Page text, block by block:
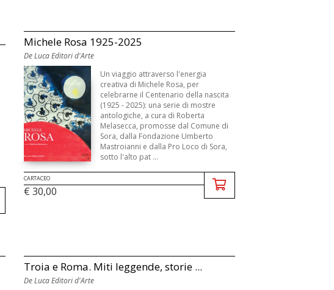
Michele Rosa 1925-2025
De Luca Editori d'Arte
Un viaggio attraverso l'energia
creativa di Michele Rosa, per
celebrarne il Centenario della nascita
(1925 - 2025): una serie di mostre
antologiche, a cura di Roberta
Melasecca, promosse dal Comune di
Sora, dalla Fondazione Umberto
Mastroianni e dalla Pro Loco di Sora,
sotto l'alto pat ...
CARTACEO
€ 30,00
Troia e Roma. Miti leggende, storie ...
De Luca Editori d'Arte